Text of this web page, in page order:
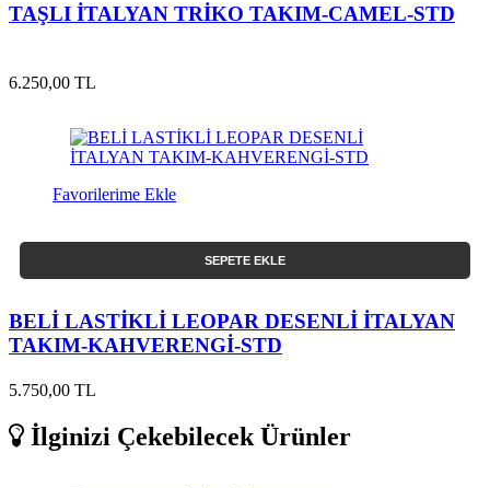
TAŞLI İTALYAN TRİKO TAKIM-CAMEL-STD
6.250,00 TL
Favorilerime Ekle
SEPETE EKLE
BELİ LASTİKLİ LEOPAR DESENLİ İTALYAN
TAKIM-KAHVERENGİ-STD
5.750,00 TL
İlginizi Çekebilecek Ürünler